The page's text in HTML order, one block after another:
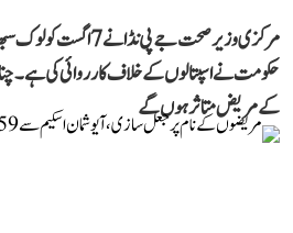
مرکزی وزیر صحت جے پی نڈا
حکومت نے اسپتالوں کے خلاف کارروائی کی ہے۔
کے مریض متاثر ہوں گے